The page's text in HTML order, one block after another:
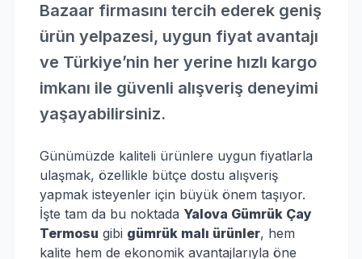
Bazaar firmasını tercih ederek geniş
ürün yelpazesi, uygun fiyat avantajı
ve Türkiye’nin her yerine hızlı kargo
imkanı ile güvenli alışveriş deneyimi
yaşayabilirsiniz.
Günümüzde kaliteli ürünlere uygun fiyatlarla
ulaşmak, özellikle bütçe dostu alışveriş
yapmak isteyenler için büyük önem taşıyor.
İşte tam da bu noktada Yalova Gümrük Çay
Termosu gibi gümrük malı ürünler, hem
kalite hem de ekonomik avantajlarıyla öne